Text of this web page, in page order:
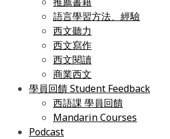
語言學習方法、經驗
西文聽力
西文寫作
西文閱讀
商業西文
學員回饋 Student Feedback
西語課 學員回饋
Mandarin Courses
Podcast